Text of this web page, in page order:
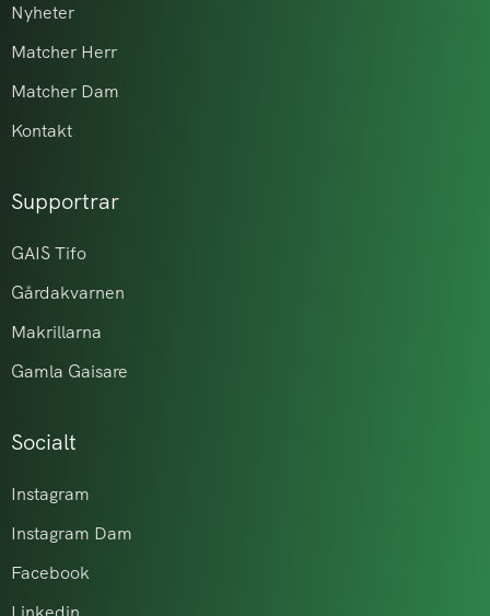
Nyheter
Matcher Herr
Matcher Dam
Kontakt
Supportrar
GAIS Tifo
Gårdakvarnen
Makrillarna
Gamla Gaisare
Socialt
Instagram
Instagram Dam
Facebook